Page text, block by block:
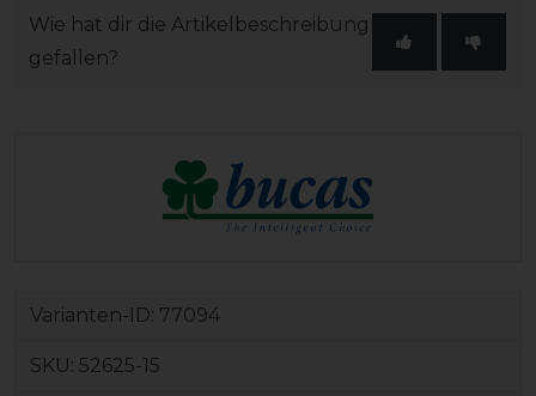
Wie hat dir die Artikelbeschreibung
gefallen?
Varianten-ID: 77094
SKU: 52625-15